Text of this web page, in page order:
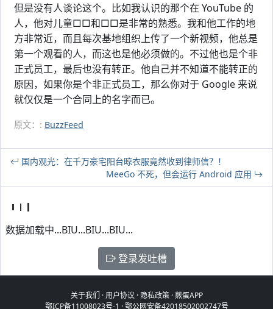
但是没有人谈论这个。比如我认识的那个在 YouTube 的
人，他对儿童□□和□□是非常的熟悉。我和他工作的地
方非常近，而且每次基地组织上传了一个新视频，他总是
第一个观看的人，而这也是他必须做的。不过他也是个非
正式员工，最后也没有转正。他自己并不知道不能转正的
原因，如果你是个非正式员工，那么你对于 Google 来说
就仅仅是一个合同上的名字而已。
原文：: BuzzFeed
国内观光：在千万豪宅阳台晾衣服竟然收到律师信？！
MeeGo 不死，但会运行 Android 应用
数据加载中...BIU...BIU...BIU...
登录发吐槽
关于我们 ·用户协议 · 隐私政策·煎蛋APP
鄂ICP备11008023号-1 ·鄂公网安备42018502002747号